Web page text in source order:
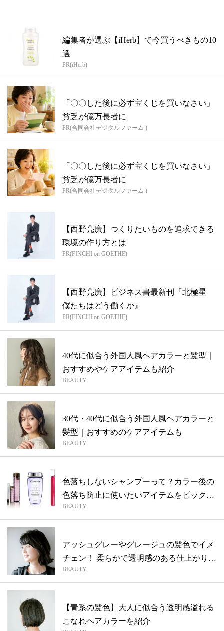
編集者が選ぶ【iHerb】で今買うべきもの10
選
PR(iHerb)
「〇〇した後に必ず宝くじを買いなさい」
貧乏が億万長者に
PR(合同会社デジタルファーム )
「〇〇した後に必ず宝くじを買いなさい」
貧乏が億万長者に
PR(合同会社デジタルファーム )
【西野亮廣】つくりたいものを追求できる
環境の作り方とは
PR(FINCHI on GOETHE)
【西野亮廣】ビジネス書最新刊『北極星
僕たちはどう働くか』
PR(FINCHI on GOETHE)
40代に似合う外国人風ヘアカラーと髪型｜
おすすめやケアアイテムも紹介
BEAUTY
30代・40代に似合う外国人風ヘアカラーと
髪型｜おすすめのケアアイテムも
BEAUTY
色落ちしないシャンプーって？カラー後の
色落ち防止に使いたいアイテムをピックア
ップ
BEAUTY
アッシュグレーやグレージュの髪色でイメ
チェン！ 柔らかで透明感のある仕上がりに
◎
BEAUTY
【青系の髪色】大人に似合う透明感溢れる
こなれヘアカラーを紹介